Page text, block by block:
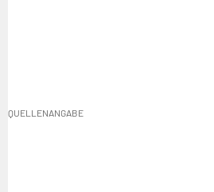
QUELLENANGABE